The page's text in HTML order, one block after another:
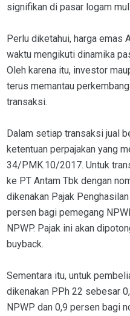
signifikan di pasar logam
Perlu diketahui, harga emas
waktu mengikuti dinamika
Oleh karena itu, investor
terus memantau
transaksi.
Dalam setiap transaksi jual
ketentuan perpajakan yang
34/PMK.10/2017. Untuk
ke PT Antam Tbk dengan
dikenakan Pajak
persen bagi pemegang
NPWP. Pajak ini akan
buyback.
Sementara itu, untuk
dikenakan PPh 22 sebesar
NPWP dan 0,9 persen bagi